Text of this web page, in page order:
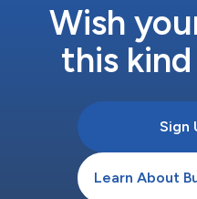
Wish
this
Sign
Learn About